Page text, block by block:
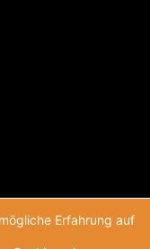
Erfahrung auf